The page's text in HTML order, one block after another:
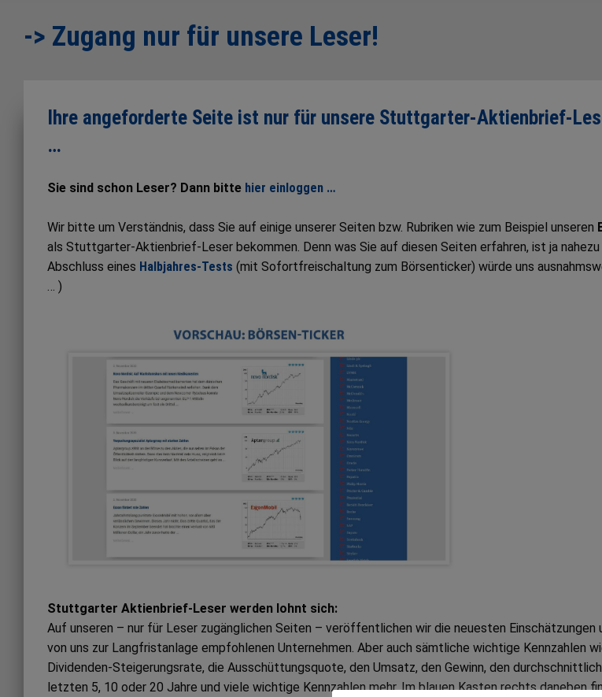
-> Zugang nur für unsere Leser!
Ihre angeforderte Seite ist nur für unsere Stuttgarter-Aktienbrief-
…
Sie sind schon Leser? Dann bitte hier einloggen …
Wir bitte um Verständnis, dass Sie auf einige unserer Seiten bzw. Rubriken wie zum Beispiel unseren
als Stuttgarter-Aktienbrief-Leser bekommen. Denn was Sie auf diesen Seiten erfahren, ist ja nahezu
Abschluss eines Halbjahres-Tests (mit Sofortfreischaltung zum Börsenticker) würde uns
… )
Stuttgarter Aktienbrief-Leser werden lohnt sich:
Auf unseren – nur für Leser zugänglichen Seiten – veröffentlichen wir die neuesten Einschätzungen
von uns zur Langfristanlage empfohlenen Unternehmen. Aber auch sämtliche wichtige Kennzahlen
Dividenden-Steigerungsrate, die Ausschüttungsquote, den Umsatz, den Gewinn, den
letzten 5, 10 oder 20 Jahre und viele wichtige Kennzahlen mehr. Im blauen Kasten rechts daneben